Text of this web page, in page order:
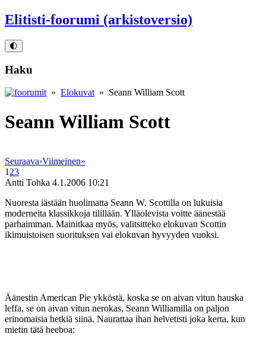
Elitisti-foorumi (arkistoversio)
🌓
Haku
» Elokuvat » Seann William Scott
Seann William Scott
Seuraava›Viimeinen»
1 23
Antti Tohka 4.1.2006 10:21
Nuoresta iästään huolimatta Seann W. Scottilla on lukuisia
moderneita klassikkoja tilillään. Ylläolevista voitte äänestää
parhaimman. Mainitkaa myös, valitsitteko elokuvan Scottin
ikimuistoisen suorituksen vai elokuvan hyvyyden vuoksi.
Äänestin American Pie ykköstä, koska se on aivan vitun hauska
leffa, se on aivan vitun nerokas, Seann Williamilla on paljon
erinomaisia hetkiä siinä. Naurattaa ihan helvetisti joka kerta, kun
mietin tätä heeboa: